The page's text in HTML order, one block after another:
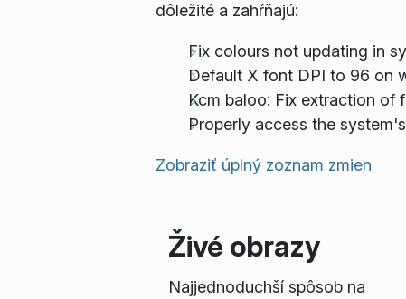
dôležité a zahŕňajú:
Fix colours not updating in
Default X font DPI to 96 on
Kcm baloo: Fix extraction of
Properly access the
Zobraziť úplný zoznam zmien
Živé obrazy
Najjednoduchší spôsob na